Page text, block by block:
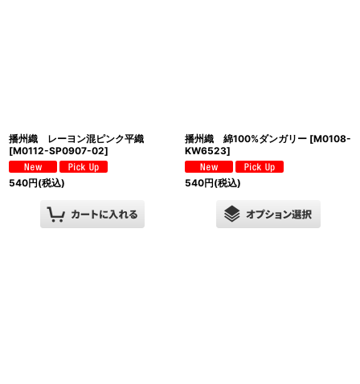
播州織 レーヨン混ピンク平織
[M0112-SP0907-02]
540円(税込)
播州織 綿100%ダンガリー [M0108-
KW6523]
540円(税込)